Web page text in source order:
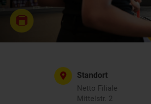
Standort
Netto Filiale
Mittelstr. 2